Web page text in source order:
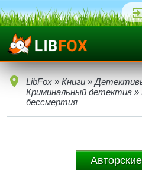
LibFox » Книги »
Криминальный детектив »
бессмертия